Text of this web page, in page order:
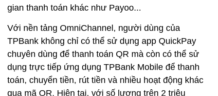
gian thanh toán khác như Payoo...
Với nền tảng OmniChannel, người dùng của
TPBank không chỉ có thể sử dụng app QuickPay
chuyên dùng để thanh toán QR mà còn có thể sử
dụng trực tiếp ứng dụng TPBank Mobile để thanh
toán, chuyển tiền, rút tiền và nhiều hoạt động khác
qua mã QR. Hiện tại, với số lượng trên 2 triệu